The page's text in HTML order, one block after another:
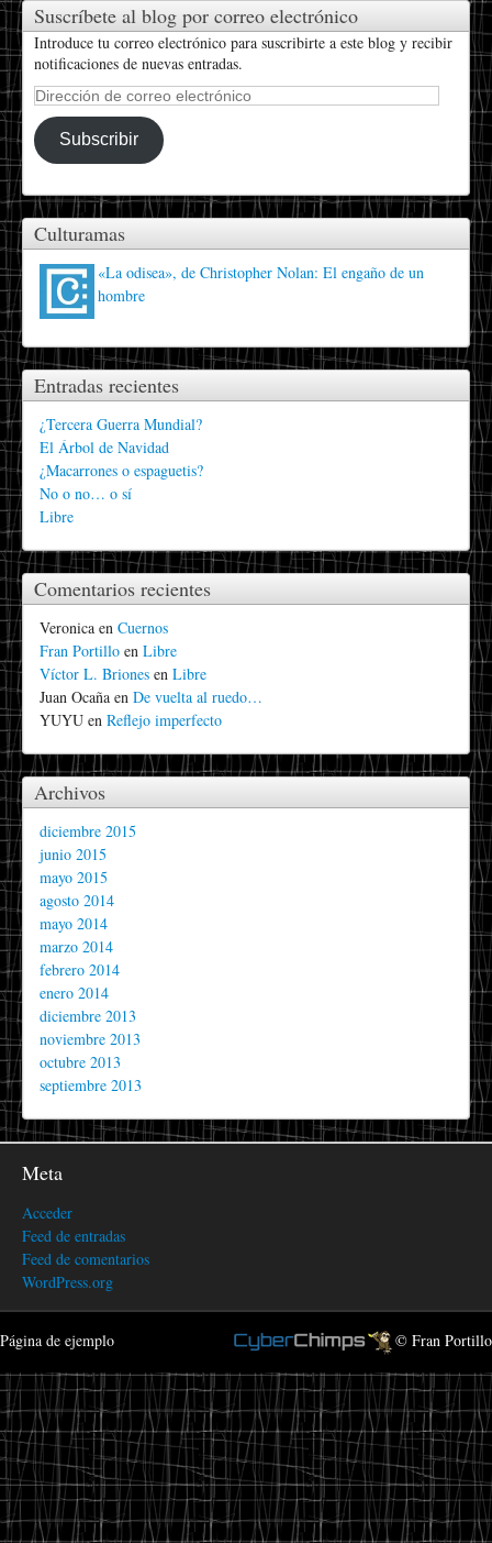
Suscríbete al blog por correo electrónico
Introduce tu correo electrónico para suscribirte a este blog y recibir
notificaciones de nuevas entradas.
Dirección
correo
electrónico
Subscribir
Culturamas
«La odisea», de Christopher Nolan: El engaño de un
hombre
Entradas recientes
¿Tercera Guerra Mundial?
El Árbol de Navidad
¿Macarrones o espaguetis?
No o no… o sí
Libre
Comentarios recientes
Veronica en Cuernos
Fran Portillo en Libre
Víctor L. Briones en Libre
Juan Ocaña en De vuelta al ruedo…
YUYU en Reflejo imperfecto
Archivos
diciembre 2015
junio 2015
mayo 2015
agosto 2014
mayo 2014
marzo 2014
febrero 2014
enero 2014
diciembre 2013
noviembre 2013
octubre 2013
septiembre 2013
Meta
Acceder
Feed de entradas
Feed de comentarios
WordPress.org
Página de ejemplo © Fran Portillo